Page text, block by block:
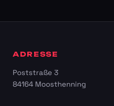
ADRESSE
Poststraße 3
84164 Moosthenning